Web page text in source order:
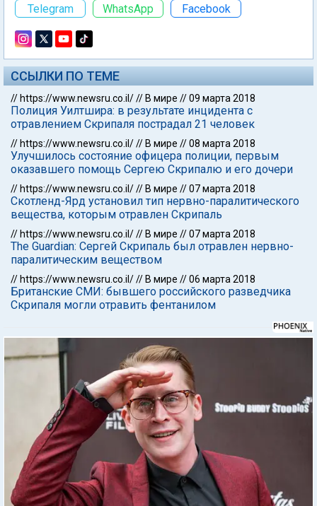
Telegram WhatsApp Facebook
ССЫЛКИ ПО ТЕМЕ
// https://www.newsru.co.il/// В мире //09 марта 2018
Полиция Уилтшира: в результате инцидента с
отравлением Скрипаля пострадал 21 человек
// https://www.newsru.co.il/// В мире //08 марта 2018
Улучшилось состояние офицера полиции, первым
оказавшего помощь Сергею Скрипалю и его дочери
// https://www.newsru.co.il/// В мире //07 марта 2018
Скотленд-Ярд установил тип нервно-паралитического
вещества, которым отравлен Скрипаль
// https://www.newsru.co.il/// В мире //07 марта 2018
The Guardian: Сергей Скрипаль был отравлен нервно-
паралитическим веществом
// https://www.newsru.co.il/// В мире //06 марта 2018
Британские СМИ: бывшего российского разведчика
Скрипаля могли отравить фентанилом